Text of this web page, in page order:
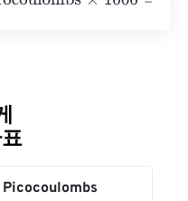
Picocoulombs